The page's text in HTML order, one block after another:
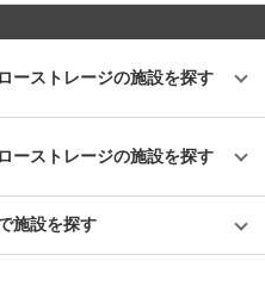
ングは当初ここまでの拡大を予想し
を続け、現在、都内を中心に1,000
誰もが安心して利用できる施設な
要チェックなスポットではないかと
としてバイクボックスの扉に南京錠
る収納スペースです。また、施設
。「ハローバイクボックス足立竹ノ
問い合わせの際にお知らせくださ
数料がお得になるキャンペーンも実
株式会社。2016年頃、西東京エリ
内に
ば3キロ圏内程か車で移動する場所
きています（ご自宅から車で荷物を
女性、法人企業にも利用いただいて
の趣味や生活用品を自宅以外の押入
いる傾向があります。 セキュ
その鍵を握るのが、各階に数点設置
ーストレージの施設を探す
ーストレージの施設を探す
施設を探す